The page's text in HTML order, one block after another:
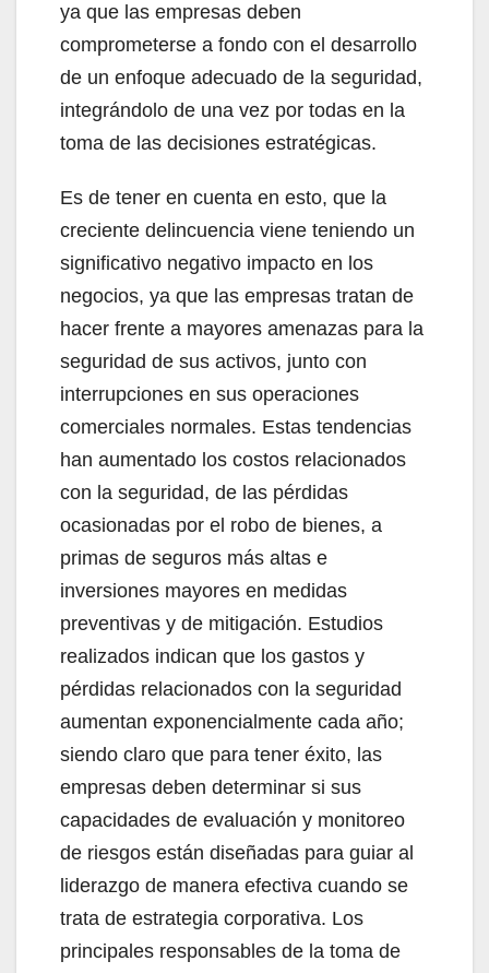
ya que las empresas deben
comprometerse a fondo con el desarrollo
de un enfoque adecuado de la seguridad,
integrándolo de una vez por todas en la
toma de las decisiones estratégicas.
Es de tener en cuenta en esto, que la
creciente delincuencia viene teniendo un
significativo negativo impacto en los
negocios, ya que las empresas tratan de
hacer frente a mayores amenazas para la
seguridad de sus activos, junto con
interrupciones en sus operaciones
comerciales normales. Estas tendencias
han aumentado los costos relacionados
con la seguridad, de las pérdidas
ocasionadas por el robo de bienes, a
primas de seguros más altas e
inversiones mayores en medidas
preventivas y de mitigación. Estudios
realizados indican que los gastos y
pérdidas relacionados con la seguridad
aumentan exponencialmente cada año;
siendo claro que para tener éxito, las
empresas deben determinar si sus
capacidades de evaluación y monitoreo
de riesgos están diseñadas para guiar al
liderazgo de manera efectiva cuando se
trata de estrategia corporativa. Los
principales responsables de la toma de